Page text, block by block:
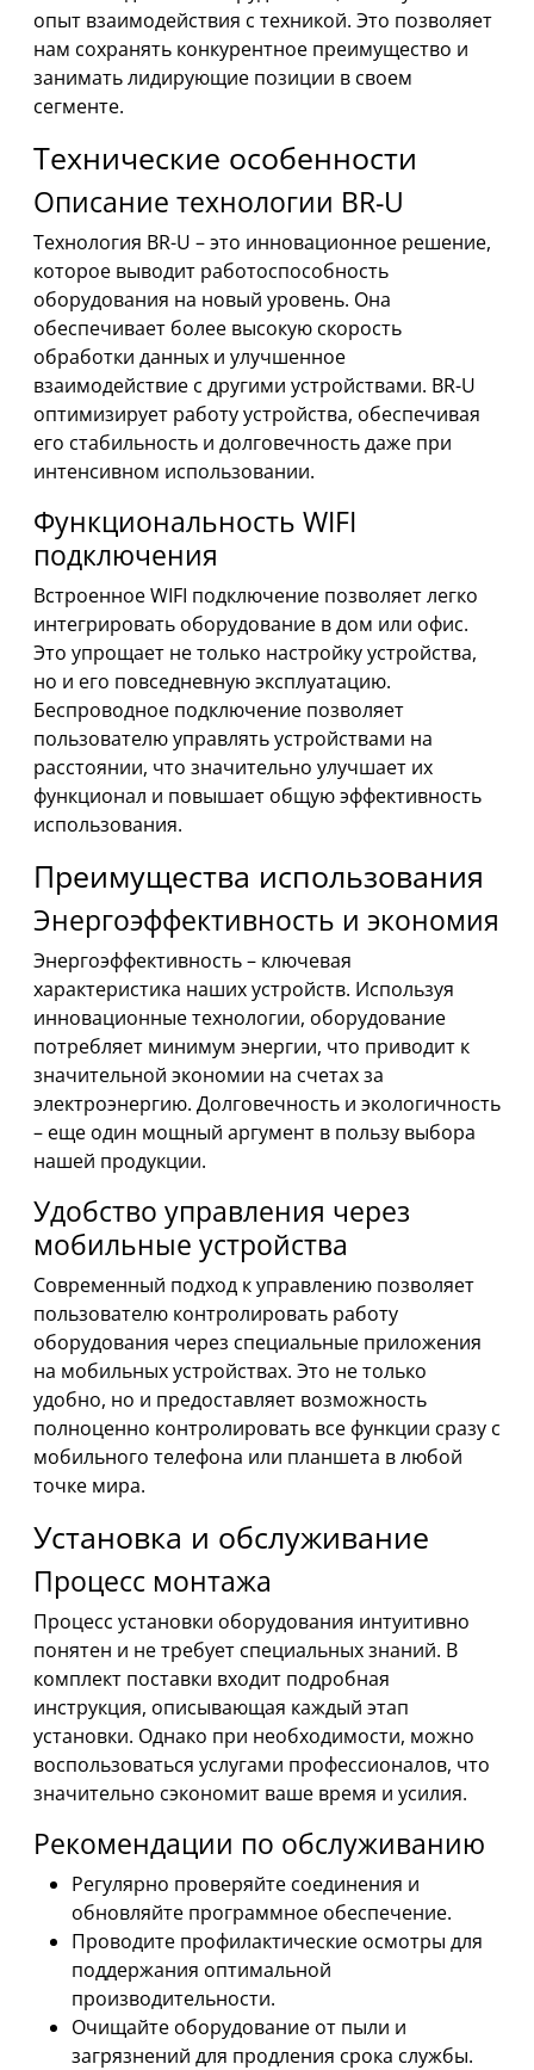
опыт взаимодействия с техникой. Это позволяет
нам сохранять конкурентное преимущество и
занимать лидирующие позиции в своем
сегменте.
Технические особенности
Описание технологии BR-U
Технология BR-U – это инновационное решение,
которое выводит работоспособность
оборудования на новый уровень. Она
обеспечивает более высокую скорость
обработки данных и улучшенное
взаимодействие с другими устройствами. BR-U
оптимизирует работу устройства, обеспечивая
его стабильность и долговечность даже при
интенсивном использовании.
Функциональность WIFI
подключения
Встроенное WIFI подключение позволяет легко
интегрировать оборудование в дом или офис.
Это упрощает не только настройку устройства,
но и его повседневную эксплуатацию.
Беспроводное подключение позволяет
пользователю управлять устройствами на
расстоянии, что значительно улучшает их
функционал и повышает общую эффективность
использования.
Преимущества использования
Энергоэффективность и экономия
Энергоэффективность – ключевая
характеристика наших устройств. Используя
инновационные технологии, оборудование
потребляет минимум энергии, что приводит к
значительной экономии на счетах за
электроэнергию. Долговечность и экологичность
– еще один мощный аргумент в пользу выбора
нашей продукции.
Удобство управления через
мобильные устройства
Современный подход к управлению позволяет
пользователю контролировать работу
оборудования через специальные приложения
на мобильных устройствах. Это не только
удобно, но и предоставляет возможность
полноценно контролировать все функции сразу с
мобильного телефона или планшета в любой
точке мира.
Установка и обслуживание
Процесс монтажа
Процесс установки оборудования интуитивно
понятен и не требует специальных знаний. В
комплект поставки входит подробная
инструкция, описывающая каждый этап
установки. Однако при необходимости, можно
воспользоваться услугами профессионалов, что
значительно сэкономит ваше время и усилия.
Рекомендации по обслуживанию
Регулярно проверяйте соединения и
обновляйте программное обеспечение.
Проводите профилактические осмотры для
поддержания оптимальной
производительности.
Очищайте оборудование от пыли и
загрязнений для продления срока службы.